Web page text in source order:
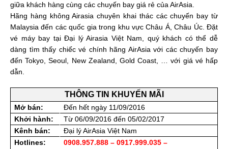
giữa khách hàng cùng các chuyến bay giá rẻ của AirAsia.
Hãng hàng không Airasia chuyên khai thác các chuyến bay từ
Malaysia đến các quốc gia trong khu vực Châu Á, Châu Úc. Đặt
vé máy bay tại Đại lý Airasia Việt Nam, quý khách có thể dễ
dàng tìm thấy chiếc vé chính hãng AirAsia với các chuyến bay
đến Tokyo, Seoul, New Zealand, Gold Coast, … với giá vé hấp
dẫn.
THÔNG TIN KHUYẾN MÃI
Mở bán:
Đến hết ngày 11/09/2016
Khởi hành:
Từ 06/09/2016 đến 05/02/2017
Kênh bán:
Đại lý AirAsia Việt Nam
Hotlines:
0908.957.888 – 0917.999.035 –